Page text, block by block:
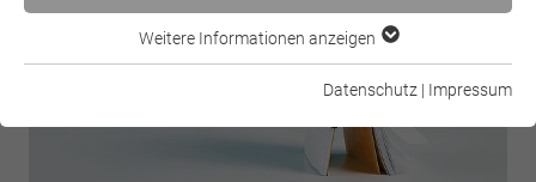
Essenzielle Cookies werden für grundlegende Funktionen der
Webseite einwandfrei funktioniert.
Weitere Informationen anzeigen
Datenschutz | Impressum